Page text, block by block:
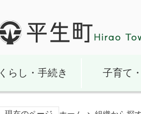
くらし・手続き 子育て